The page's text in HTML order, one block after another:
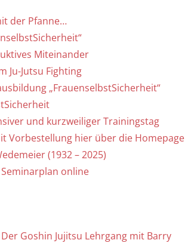
der Pfanne…
Miteinander
Ju-Jutsu Fighting
„FrauenselbstSicherheit“
und kurzweiliger Trainingstag
Vorbestellung hier über die Homepage
(1932 – 2025)
online
Goshin Jujitsu Lehrgang mit Barry